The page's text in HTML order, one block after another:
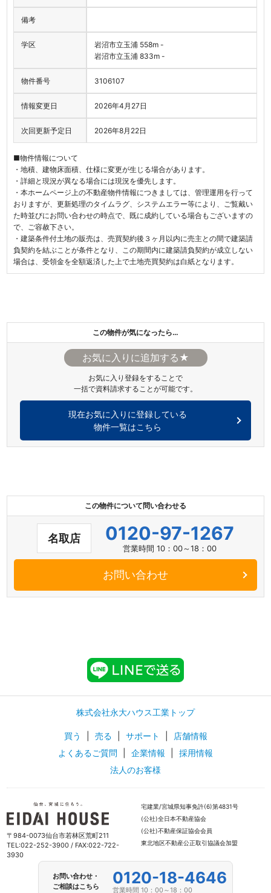
備考
学区
岩沼市立玉浦 558m -
岩沼市立玉浦 833m -
物件番号 3106107
情報変更日 2026年4月27日
次回更新予定日 2026年8月22日
■物件情報について
・地積、建物床面積、仕様に変更が生じる場合があります。
・詳細と現況が異なる場合には現況を優先します。
・本ホームページ上の不動産物件情報につきましては、管理運用を行って
おりますが、更新処理のタイムラグ、システムエラー等により、ご覧戴い
た時並びにお問い合わせの時点で、既に成約している場合もございますの
で、ご容赦下さい。
・建築条件付土地の販売は、売買契約後３ヶ月以内に売主との間で建築請
負契約を結ぶことが条件となり、この期間内に建築請負契約が成立しない
場合は、受領金を全額返済した上で土地売買契約は白紙となります。
この物件が気になったら…
★
お気に入り登録をすることで
一括で資料請求することが可能です。
現在お気に入りに登録している
物件一覧はこちら
この物件について問い合わせる
名取店 0120-97-1267
営業時間 10：00～18：00
お問い合わせ
株式会社永大ハウス工業トップ
買う 売る サポート
店舗情報
よくあるご質問
企業情報
採用情報
法人のお客様
〒984-0073仙台市若林区荒町211
TEL:022-252-3900 / FAX:022-722-
3930
宅建業/宮城県知事免許(6)第4831号
(公社)全日本不動産協会
(公社)不動産保証協会会員
東北地区不動産公正取引協議会加盟
お問い合わせ・
ご相談はこちら
0120-18-4646
営業時間 10：00～18：00